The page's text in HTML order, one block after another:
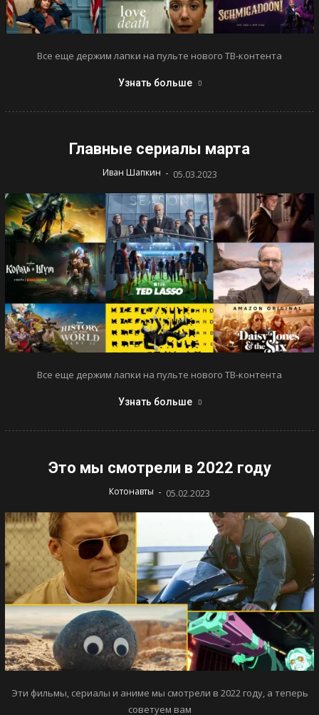
Все еще держим лапки на пульте нового ТВ-контента
Узнать больше
Главные сериалы марта
Иван Шапкин - 05.03.2023
Все еще держим лапки на пульте нового ТВ-контента
Узнать больше
Это мы смотрели в 2022 году
Котонавты - 05.02.2023
Эти фильмы, сериалы и аниме мы смотрели в 2022 году, а теперь
советуем вам